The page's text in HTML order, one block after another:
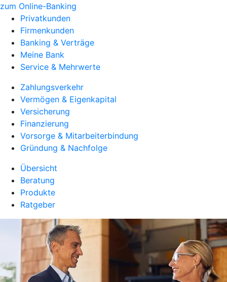
zum Online-Banking
Privatkunden
Firmenkunden
Banking & Verträge
Meine Bank
Service & Mehrwerte
Zahlungsverkehr
Vermögen & Eigenkapital
Versicherung
Finanzierung
Vorsorge & Mitarbeiterbindung
Gründung & Nachfolge
Übersicht
Beratung
Produkte
Ratgeber